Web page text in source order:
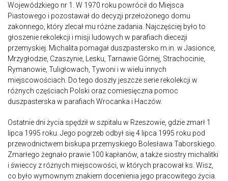
Wojewódzkiego nr 1. W 1970 roku powrócił do Miejsca
Piastowego i pozostawał do decyzji przełożonego domu
zakonnego, który zlecał mu różne zadania. Najczęściej było to
głoszenie rekolekcji i misji ludowych w parafiach diecezji
przemyskiej. Michalita pomagał duszpastersko m.in. w Jasionce,
Mrzygłodzie, Czaszynie, Lesku, Tarnawie Górnej, Strachocinie,
Rymanowie, Tuligłowach, Tywoni i w wielu innych
miejscowościach. Do tego doszły jeszcze serie rekolekcji w
różnych częściach Polski oraz comiesięczna pomoc
duszpasterska w parafiach Wrocanka i Haczów.
Ostatnie dni życia spędził w szpitalu w Rzeszowie, gdzie zmarł 1
lipca 1995 roku. Jego pogrzeb odbył się 4 lipca 1995 roku pod
przewodnictwem biskupa przemyskiego Bolesława Taborskiego.
Zmarłego żegnało prawie 100 kapłanów, a także siostry michalitki
i świeccy z różnych miejscowości, w których pracował ks. Wisz,
co było wymownym znakiem docenienia jego pracowitego życia.